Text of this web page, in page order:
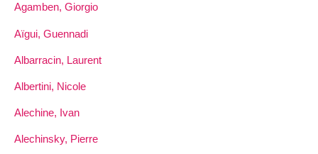
Agamben, Giorgio
Aïgui, Guennadi
Albarracin, Laurent
Albertini, Nicole
Alechine, Ivan
Alechinsky, Pierre